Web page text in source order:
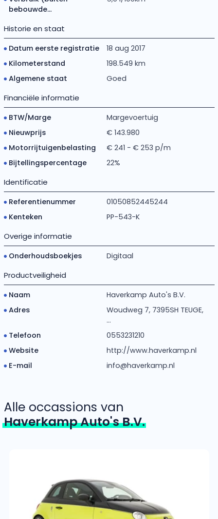
bebouwde...
Historie en staat
Datum eerste registratie
18 aug 2017
Kilometerstand
198.549 km
Algemene staat
Goed
Financiële informatie
BTW/Marge
Margevoertuig
Nieuwprijs
€ 143.980
Motorrijtuigenbelasting
€ 241 - € 253 p/m
Bijtellingspercentage
22%
Identificatie
Referentienummer
01050852445244
Kenteken
PP-543-K
Overige informatie
Onderhoudsboekjes Digitaal
Productveiligheid
Naam
Haverkamp Auto's B.V.
Adres
Woudweg 7, 7395SH TEUGE,
...
Telefoon
0553231210
Website
http://www.haverkamp.nl
E-mail
info@haverkamp.nl
Alle occassions van
Haverkamp Auto's B.V.